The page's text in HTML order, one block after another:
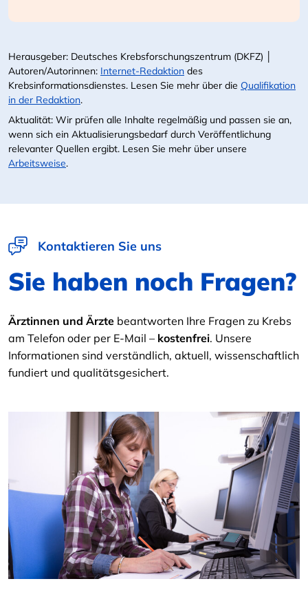
Herausgeber: Deutsches Krebsforschungszentrum (DKFZ) │
Autoren/Autorinnen: Internet-Redaktion des
Krebsinformationsdienstes. Lesen Sie mehr über die Qualifikation
in der Redaktion.
Aktualität: Wir prüfen alle Inhalte regelmäßig und passen sie an,
wenn sich ein Aktualisierungsbedarf durch Veröffentlichung
relevanter Quellen ergibt. Lesen Sie mehr über unsere
Arbeitsweise.
Kontaktieren Sie uns
Sie haben noch Fragen?
Ärztinnen und Ärzte beantworten Ihre Fragen zu Krebs
am Telefon oder per E-Mail – kostenfrei. Unsere
Informationen sind verständlich, aktuell, wissenschaftlich
fundiert und qualitätsgesichert.